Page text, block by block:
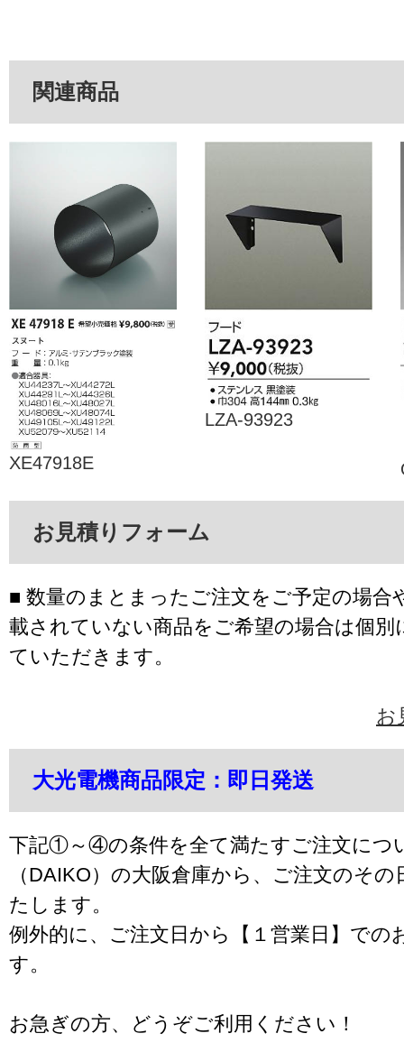
関連商品
XE47918E
LZA-93923
お見積りフォーム
■ 数量のまとまったご注文をご予定の場合
載されていない商品をご希望の場合は個別
ていただきます。
お
大光電機商品限定：即日発送
下記①～④の条件を全て満たすご注文につ
（DAIKO）の大阪倉庫から、ご注文のそ
たします。
例外的に、ご注文日から【１営業日】での
す。
お急ぎの方、どうぞご利用ください！